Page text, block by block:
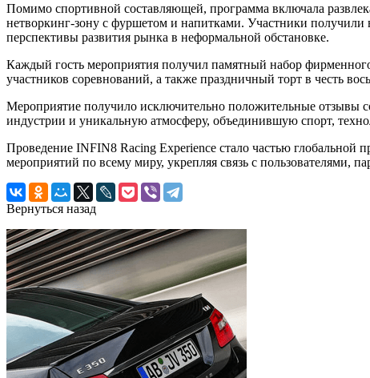
Помимо спортивной составляющей, программа включала
нетворкинг-зону с фуршетом и напитками. Участники
перспективы развития рынка в неформальной обстановке.
Каждый гость мероприятия получил памятный набор
участников соревнований, а также праздничный торт в честь
Мероприятие получило исключительно положительные отзывы
индустрии и уникальную атмосферу, объединившую спорт,
Проведение INFIN8 Racing Experience стало частью
мероприятий по всему миру, укрепляя связь с пользователями,
Вернуться назад